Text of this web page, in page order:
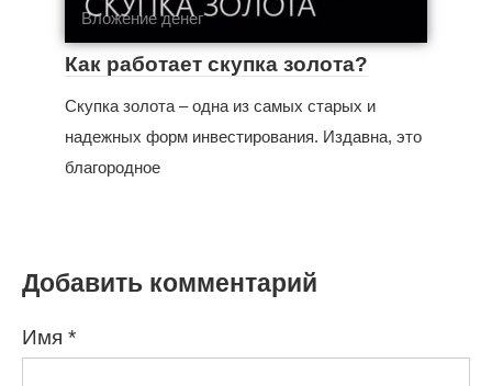
Вложение денег
Как работает скупка золота?
Скупка золота – одна из самых старых и
надежных форм инвестирования. Издавна, это
благородное
Добавить комментарий
Имя *